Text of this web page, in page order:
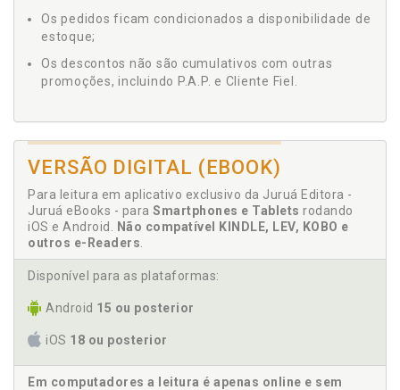
Os pedidos ficam condicionados a disponibilidade de
estoque;
Os descontos não são cumulativos com outras
promoções, incluindo P.A.P. e Cliente Fiel.
VERSÃO DIGITAL (EBOOK)
Para leitura em aplicativo exclusivo da Juruá Editora -
Juruá eBooks - para Smartphones e Tablets rodando
iOS e Android.
Não compatível KINDLE, LEV, KOBO e
outros e-Readers
Disponível para as plataformas:
Android 15 ou posterior
iOS 18 ou posterior
Em computadores a leitura é apenas online e sem